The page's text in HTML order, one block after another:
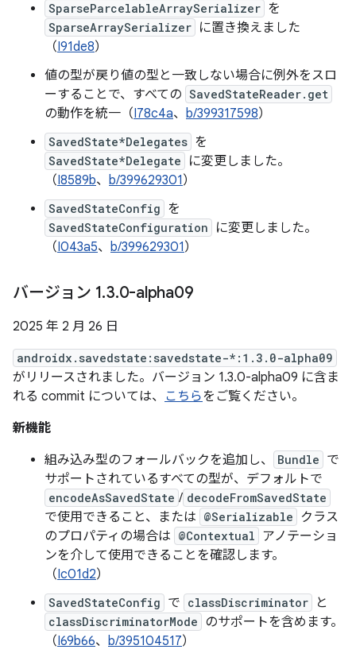
SparseParcelableArraySerializer を
SparseArraySerializer に置き換えました
（I91de8）
値の型が戻り値の型と一致しない場合に例外をスロ
ーすることで、すべての SavedStateReader.get
の動作を統一（I78c4a、 b/399317598）
SavedState*Delegates を
SavedState*Delegate
に変更しました。
（I8589b、 b/399629301）
SavedStateConfig を
SavedStateConfiguration
に変更しました。
（I043a5、 b/399629301）
バージョン 1.3.0-alpha09
2025 年 2 月 26 日
androidx.savedstate:savedstate-*:1.3.0-alpha09
がリリースされました。バージョン 1.3.0-alpha09 に含ま
れる commit については、 こちらをご覧ください。
新機能
組み込み型のフォールバックを追加し、
Bundle で
サポートされているすべての型が、デフォルトで
encodeAsSavedState / decodeFromSavedState
で使用できること、または @Serializable
クラス
のプロパティの場合は @Contextual アノテーショ
ンを介して使用できることを確認します。
（Ic01d2）
SavedStateConfig で classDiscriminator と
classDiscriminatorMode のサポートを含めます。
（I69b66、 b/395104517）